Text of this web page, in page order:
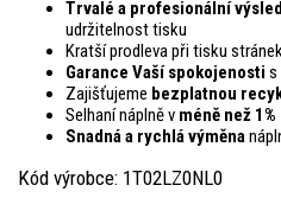
Trvalé a profesionální
udržitelnost tisku
Kratší prodleva při tisku
Garance Vaší spokojenosti s
Zajišťujeme bezplatnou
Selhaní náplně v méně než
Snadná a rychlá výměna
Kód výrobce: 1T02LZ0NL0